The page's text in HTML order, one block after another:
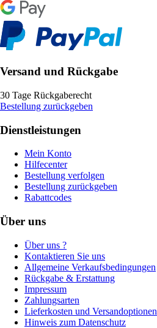
Versand und Rückgabe
30 Tage Rückgaberecht
Bestellung zurückgeben
Dienstleistungen
Mein Konto
Hilfecenter
Bestellung verfolgen
Bestellung zurückgeben
Rabattcodes
Über uns
Über uns ?
Kontaktieren Sie uns
Allgemeine Verkaufsbedingungen
Rückgabe & Erstattung
Impressum
Zahlungsarten
Lieferkosten und Versandoptionen
Hinweis zum Datenschutz